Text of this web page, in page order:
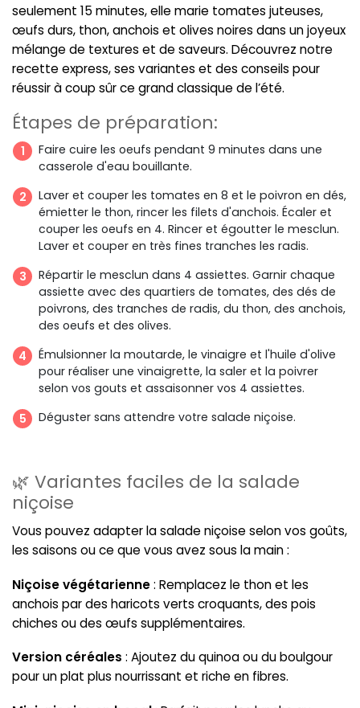
seulement 15 minutes, elle marie tomates juteuses,
œufs durs, thon, anchois et olives noires dans un joyeux
mélange de textures et de saveurs. Découvrez notre
recette express, ses variantes et des conseils pour
réussir à coup sûr ce grand classique de l’été.
Étapes de préparation:
Faire cuire les oeufs pendant 9 minutes dans une
casserole d'eau bouillante.
Laver et couper les tomates en 8 et le poivron en dés,
émietter le thon, rincer les filets d'anchois. Écaler et
couper les oeufs en 4. Rincer et égoutter le mesclun.
Laver et couper en très fines tranches les radis.
Répartir le mesclun dans 4 assiettes. Garnir chaque
assiette avec des quartiers de tomates, des dés de
poivrons, des tranches de radis, du thon, des anchois,
des oeufs et des olives.
Émulsionner la moutarde, le vinaigre et l'huile d'olive
pour réaliser une vinaigrette, la saler et la poivrer
selon vos gouts et assaisonner vos 4 assiettes.
Déguster sans attendre votre salade niçoise.
🌿 Variantes faciles de la salade
niçoise
Vous pouvez adapter la salade niçoise selon vos goûts,
les saisons ou ce que vous avez sous la main :
Niçoise végétarienne: Remplacez le thon et les
anchois par des haricots verts croquants, des pois
chiches ou des œufs supplémentaires.
Version céréales : Ajoutez du quinoa ou du boulgour
pour un plat plus nourrissant et riche en fibres.